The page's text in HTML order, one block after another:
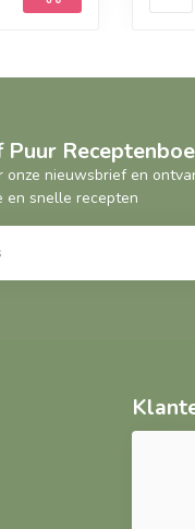
Puur
onze nieuwsbrief en
en snelle recepten